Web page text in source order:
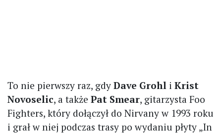
To nie pierwszy raz, gdy Dave Grohl i Krist
Novoselic, a także Pat Smear, gitarzysta Foo
Fighters, który dołączył do Nirvany w 1993 roku
i grał w niej podczas trasy po wydaniu płyty „In